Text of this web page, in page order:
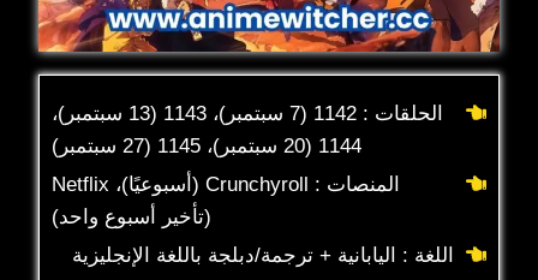
الحلقات : 1142 (7 سبتمبر)، 1143 (13 سبتمبر)،
1144 (20 سبتمبر)، 1145 (27 سبتمبر)
المنصات : Crunchyroll (أسبوعيًا)، Netflix
(تأخير أسبوع واحد)
اللغة : اليابانية + ترجمة/دبلجة باللغة الإنجليزية